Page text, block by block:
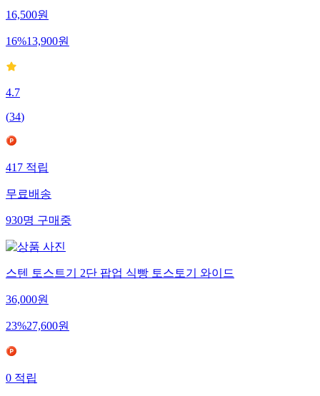
16,500원
16%13,900원
4.7
(34)
417적립
무료배송
930명구매중
스텐 토스트기 2단 팝업 식빵 토스토기 와이드
36,000원
23%27,600원
0적립